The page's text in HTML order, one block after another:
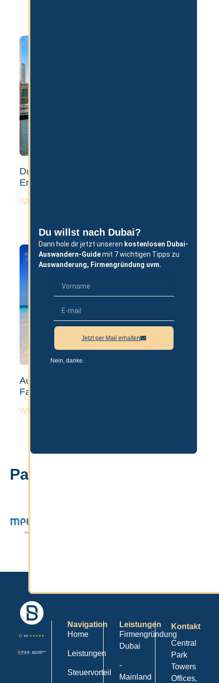
Dubai Wohnung Kaufen: Ablauf, Tipps &
Erfahrungen
WEITERLESEN »
Auswandern nach Dubai mit Kindern &
Familie – Guide 2026
WEITERLESEN »
Partner
Navigation
Home
Leistungen
Steuervorteil
Leistungen
Firmengründung
Dubai
-
Mainland
Kontakt
Central
Park
Towers
Offices,
Du willst nach Dubai?
Dann hole dir jetzt unseren kostenlosen Dubai-
Auswandern-Guidemit 7 wichtigen Tipps zu
Auswanderung, Firmengründung uvm.
Jetzt per Mail erhalten
Nein, danke.